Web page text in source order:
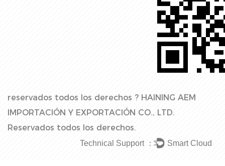
reservados todos los derechos ? HAINING AEM
IMPORTACIÓN Y EXPORTACIÓN CO., LTD.
Reservados todos los derechos.
Technical Support ： Smart Cloud